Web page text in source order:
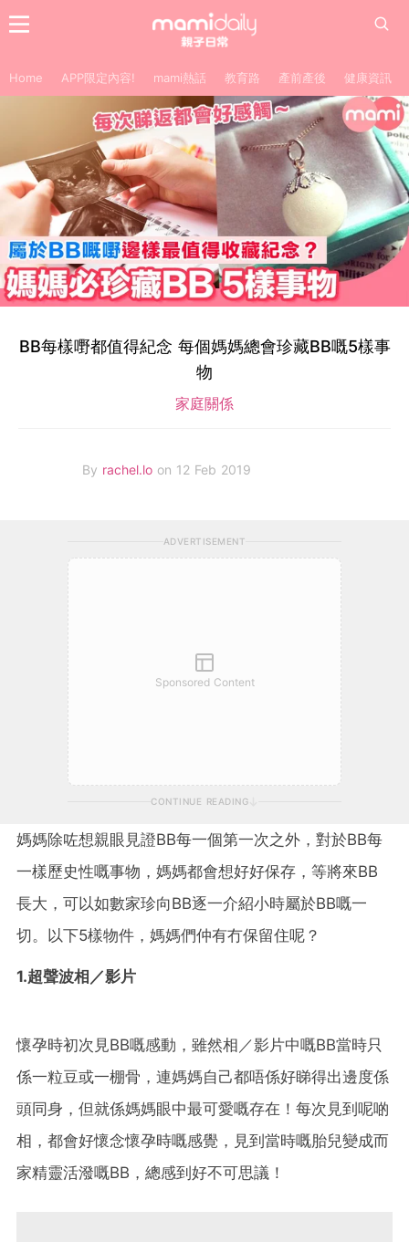
Home APP限定內容! mami熱話 教育路 產前產後 健康資訊
BB每樣嘢都值得紀念 每個媽媽總會珍藏BB嘅5樣事
物
家庭關係
By rachel.lo on 12 Feb 2019
ADVERTISEMENT
Sponsored Content
CONTINUE READING
媽媽除咗想親眼見證BB每一個第一次之外，對於BB每
一樣歷史性嘅事物，媽媽都會想好好保存，等將來BB
長大，可以如數家珍向BB逐一介紹小時屬於BB嘅一
切。以下5樣物件，媽媽們仲有冇保留住呢？
1.超聲波相／影片
懷孕時初次見BB嘅感動，雖然相／影片中嘅BB當時只
係一粒豆或一棚骨，連媽媽自己都唔係好睇得出邊度係
頭同身，但就係媽媽眼中最可愛嘅存在！每次見到呢啲
相，都會好懷念懷孕時嘅感覺，見到當時嘅胎兒變成而
家精靈活潑嘅BB，總感到好不可思議！